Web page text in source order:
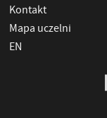
Kontakt
Mapa uczelni
EN